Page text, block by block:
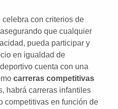
celebra con criterios de
que cualquier
pueda participar y
en igualdad de
cuenta con una
carreras competitivas
habrá carreras infantiles
competitivas en función de